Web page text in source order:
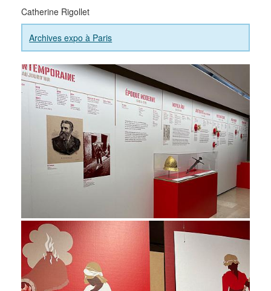
Catherine Rigollet
Archives expo à Paris